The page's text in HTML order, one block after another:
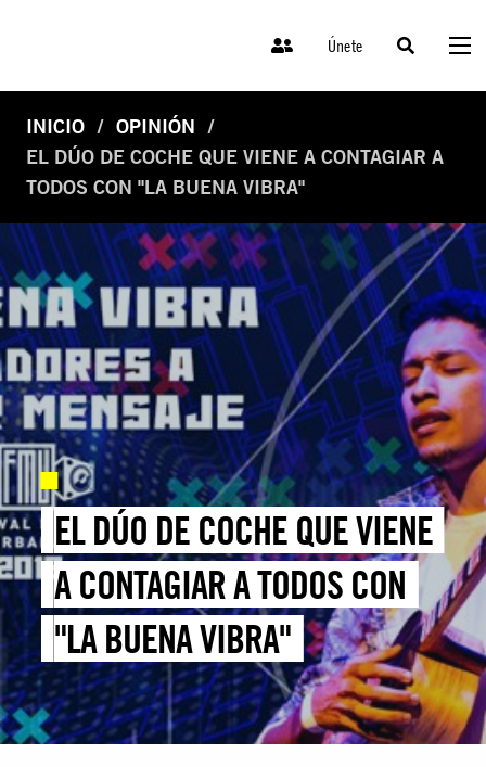
Únete
INICIO
OPINIÓN
EL DÚO DE COCHE QUE VIENE A CONTAGIAR A
TODOS CON "LA BUENA VIBRA"
EL DÚO DE COCHE QUE VIENE
A CONTAGIAR A TODOS CON
"LA BUENA VIBRA"